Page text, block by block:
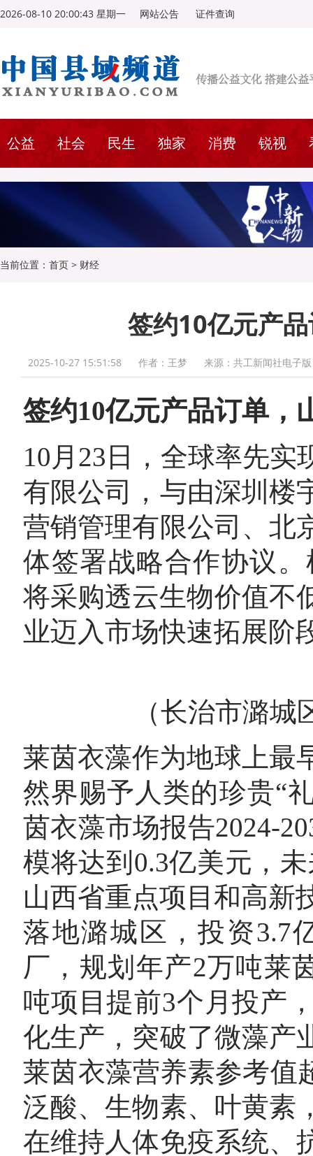
2026-08-10 20:00:44 星期一 网站公告 证件查询
公益 社会 民生 独家 消费 锐视
当前位置： 首页 > 财经
签约10亿元产
2025-10-27 15:51:58 作者：王梦 来源：共工新闻社电子版
签约10亿元产品订单 ，
10月23日，全球率先
有限公司，与由深圳楼
营销管理有限公司、北
体签署战略合作协议
将采购透云生物价值不
业迈入市场快速拓展阶
（长治市潞
莱茵衣藻作为地球上最
然界赐予人类的珍贵“
茵衣藻市场报告2024-
模将达到0.3亿美元，
山西省重点项目和高新
落地潞城区，投资3.7
厂，规划年产2万吨莱
吨项目提前3个月投产
化生产，突破了微藻产
莱茵衣藻营养素参考值
泛酸、生物素、叶黄素
在维持人体免疫系统、